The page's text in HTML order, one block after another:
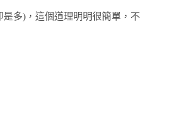
是多)，這個道理明明很簡單，不